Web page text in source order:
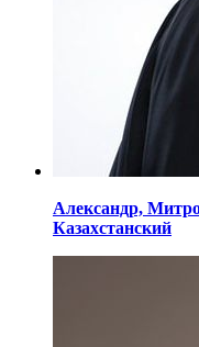
Александр,
Казахстанский